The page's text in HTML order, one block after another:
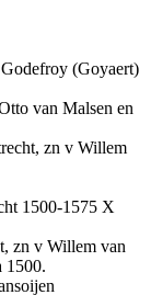
(Goyaert)
van Malsen en
zn v Willem
1500-1575 X
zn v Willem van
1500.